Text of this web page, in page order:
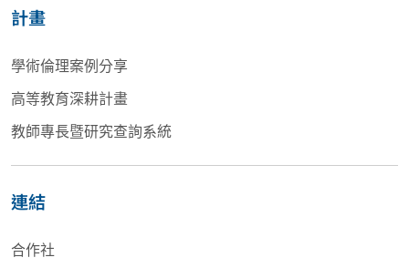
計畫
學術倫理案例分享
高等教育深耕計畫
教師專長暨研究查詢系統
連結
合作社